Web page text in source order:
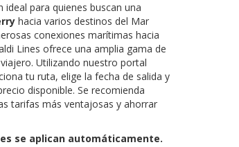
para quienes buscan una
hacia varios destinos del Mar
conexiones marítimas hacia
Lines ofrece una amplia gama de
Utilizando nuestro portal
tu ruta, elige la fecha de salida y
disponible. Se recomienda
tarifas más ventajosas y ahorrar
se aplican automáticamente.